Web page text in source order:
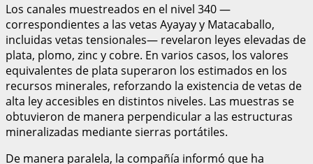
Los canales muestreados en el nivel 340 —
correspondientes a las vetas Ayayay y Matacaballo,
incluidas vetas tensionales— revelaron leyes elevadas de
plata, plomo, zinc y cobre. En varios casos, los valores
equivalentes de plata superaron los estimados en los
recursos minerales, reforzando la existencia de vetas de
alta ley accesibles en distintos niveles. Las muestras se
obtuvieron de manera perpendicular a las estructuras
mineralizadas mediante sierras portátiles.
De manera paralela, la compañía informó que ha